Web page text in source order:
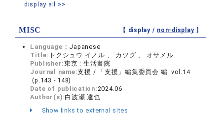
display all >>
MISC 【 display / non-display】
Language： Japanese
Title: トクシュウ イノル 、 カツグ 、 オサメル
Publisher:東京 : 生活書院
Journal name:支援 / 「支援」編集委員会 編 vol.14
(p.143 - 148)
Date of publication:2024.06
Author(s): 白波瀬 達也
Show links to external sites